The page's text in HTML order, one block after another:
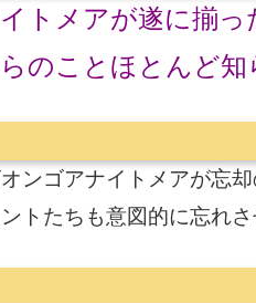
トメアが遂に揃
のことほとんど
ンゴアナイトメアが忘
トたちも意図的に忘れ